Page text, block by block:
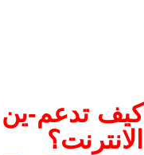
كيف تدعم-ين
الانترنت؟